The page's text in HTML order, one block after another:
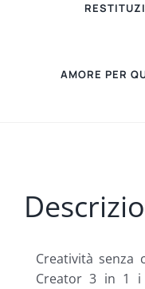
AMORE PER
Creatività senza
Creator 3 in 1 i